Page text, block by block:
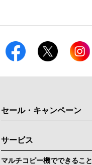
セール・キャンペーン
サービス
マルチコピー機でできること